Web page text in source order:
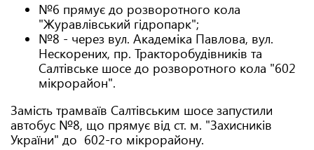
№6 прямує до розворотного кола
"Журавлівський гідропарк";
№8 - через вул. Академіка Павлова, вул.
Нескорених, пр. Тракторобудівників та
Салтівське шосе до розворотного кола "602
мікрорайон".
Замість трамваїв Салтівським шосе запустили
автобус №8, що прямує від ст. м. "Захисників
України" до 602-го мікрорайону.